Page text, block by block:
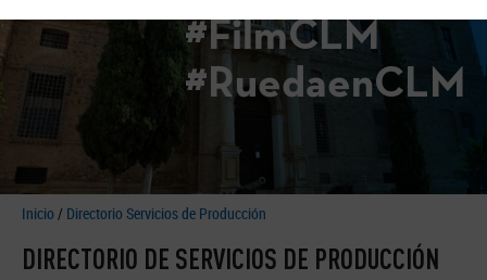
#FilmCLM
#RuedaenCLM
Inicio / Directorio Servicios de Producción
DIRECTORIO DE SERVICIOS DE PRODUCCIÓN